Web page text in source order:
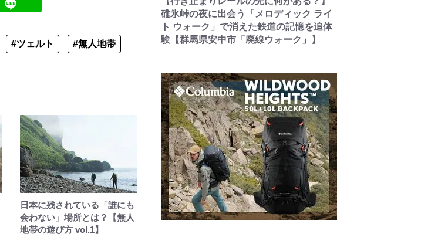
#ツェルト #無人地帯
日本に残されている「誰にも
会わない」場所とは？【無人
地帯の遊び方 vol.1】
碓氷峠の夜に出会う「メロディック ライ
ト ウォーク」で消えた鉄道の記憶を追体
験【群馬県安中市「廃線ウォーク」】